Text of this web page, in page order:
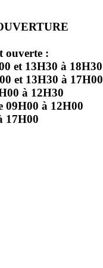
ouverte :
et 13H30 à 18H30
et 13H30 à 17H00
à 12H30
09H00 à 12H00
17H00